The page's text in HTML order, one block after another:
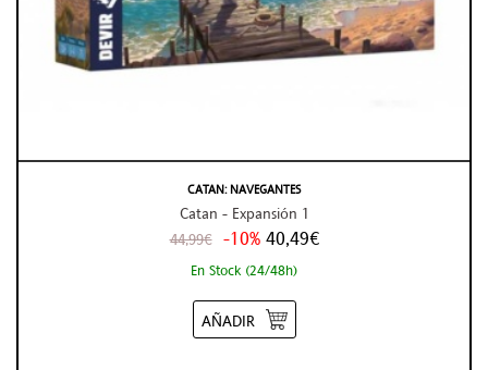
CATAN: NAVEGANTES
Catan - Expansión 1
44,99€ -10% 40,49€
En Stock (24/48h)
AÑADIR